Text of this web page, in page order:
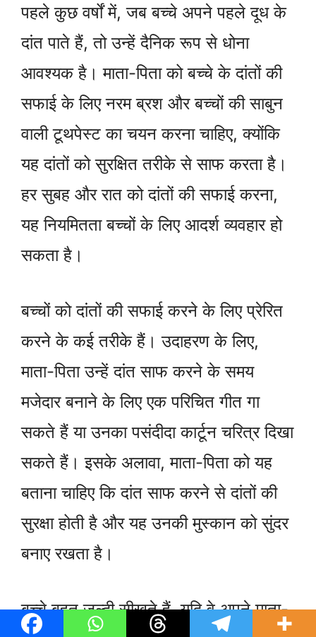
पहले कुछ वर्षों में, जब बच्चे अपने पहले दूध के
दांत पाते हैं, तो उन्हें दैनिक रूप से धोना
आवश्यक है। माता-पिता को बच्चे के दांतों की
सफाई के लिए नरम ब्रश और बच्चों की साबुन
वाली टूथपेस्ट का चयन करना चाहिए, क्योंकि
यह दांतों को सुरक्षित तरीके से साफ करता है।
हर सुबह और रात को दांतों की सफाई करना,
यह नियमितता बच्चों के लिए आदर्श व्यवहार हो
सकता है।
बच्चों को दांतों की सफाई करने के लिए प्रेरित
करने के कई तरीके हैं। उदाहरण के लिए,
माता-पिता उन्हें दांत साफ करने के समय
मजेदार बनाने के लिए एक परिचित गीत गा
सकते हैं या उनका पसंदीदा कार्टून चरित्र दिखा
सकते हैं। इसके अलावा, माता-पिता को यह
बताना चाहिए कि दांत साफ करने से दांतों की
सुरक्षा होती है और यह उनकी मुस्कान को सुंदर
बनाए रखता है।
बच्चे बहुत जल्दी सीखते हैं, यदि वे अपने माता-